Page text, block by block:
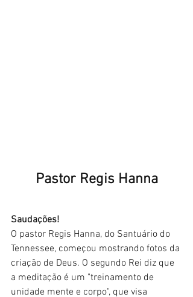
Pastor Regis Hanna
Saudações!
O pastor Regis Hanna, do Santuário do
Tennessee, começou mostrando fotos da
criação de Deus. O segundo Rei diz que
a meditação é um "treinamento de
unidade mente e corpo", que visa